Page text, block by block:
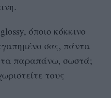
όποιο κόκκινο
σας, πάντα
τα παραπάνω, σωστά;
τους